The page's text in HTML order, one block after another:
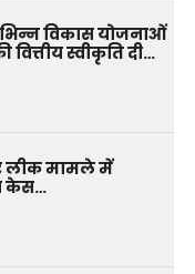
विकास योजनाओं
स्वीकृति दी…
लीक मामले में
केस…